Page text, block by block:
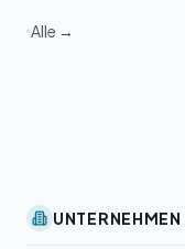
Alle →
UNTERNEHMEN